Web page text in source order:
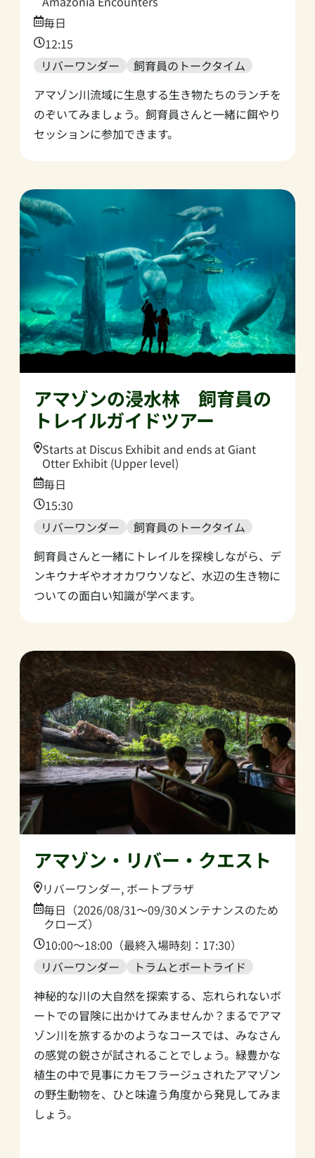
Date:
毎日
Time:
12:15
リバーワンダー
飼育員のトークタイム
アマゾン川流域に生息する生き物たちのランチを
のぞいてみましょう。飼育員さんと一緒に餌やり
セッションに参加できます。
アマゾンの浸水林 飼育員の
トレイルガイドツアー
Location:
Starts at Discus Exhibit and ends at Giant
Otter Exhibit (Upper level)
Date:
毎日
Time:
15:30
リバーワンダー
飼育員のトークタイム
飼育員さんと一緒にトレイルを探検しながら、デ
ンキウナギやオオカワウソなど、水辺の生き物に
ついての面白い知識が学べます。
アマゾン・リバー・クエスト
Location:
リバーワンダー, ボートプラザ
Date:
毎日（2026/08/31〜09/30メンテナンスのため
クローズ）
Time:
10:00～18:00（最終入場時刻：17:30）
リバーワンダー
トラムとボートライド
神秘的な川の大自然を探索する、忘れられないボ
ートでの冒険に出かけてみませんか？まるでアマ
ゾン川を旅するかのようなコースでは、みなさん
の感覚の鋭さが試されることでしょう。緑豊かな
植生の中で見事にカモフラージュされたアマゾン
の野生動物を、ひと味違う角度から発見してみま
しょう。